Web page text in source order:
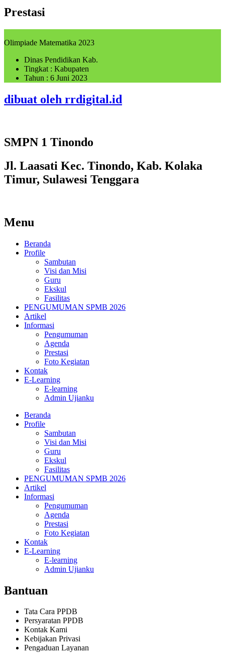
Prestasi
Olimpiade Matematika 2023
Dinas Pendidikan Kab.
Tingkat : Kabupaten
Tahun : 6 Juni 2023
dibuat oleh rrdigital.id
SMPN 1 Tinondo
Jl. Laasati Kec. Tinondo, Kab. Kolaka
Timur, Sulawesi Tenggara
Menu
Beranda
Profile
Sambutan
Visi dan Misi
Guru
Ekskul
Fasilitas
PENGUMUMAN SPMB 2026
Artikel
Informasi
Pengumuman
Agenda
Prestasi
Foto Kegiatan
Kontak
E-Learning
E-learning
Admin Ujianku
Beranda
Profile
Sambutan
Visi dan Misi
Guru
Ekskul
Fasilitas
PENGUMUMAN SPMB 2026
Artikel
Informasi
Pengumuman
Agenda
Prestasi
Foto Kegiatan
Kontak
E-Learning
E-learning
Admin Ujianku
Bantuan
Tata Cara PPDB
Persyaratan PPDB
Kontak Kami
Kebijakan Privasi
Pengaduan Layanan